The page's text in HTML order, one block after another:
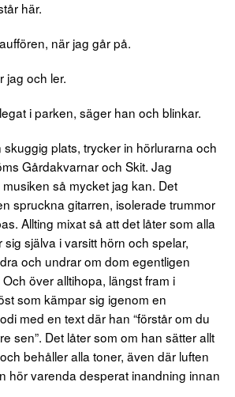
här.
när jag går på.
jag och ler.
i parken, säger han och blinkar.
plats, trycker in hörlurarna och
Gårdakvarnar och Skit. Jag
så mycket jag kan. Det
spruckna gitarren, isolerade trummor
Allting mixat så att det låter som alla
själva i varsitt hörn och spelar,
och undrar om dom egentligen
över alltihopa, längst fram i
som kämpar sig igenom en
med en text där han “förstår om du
sen”. Det låter som om han sätter allt
behåller alla toner, även där luften
hör varenda desperat inandning innan